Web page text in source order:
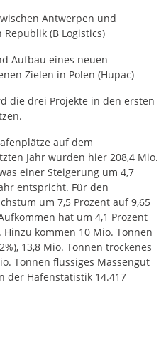
Antwerpen und
(B Logistics)
Aufbau eines neuen
Zielen in Polen (Hupac)
die drei Projekte in den ersten
auf dem
Jahr wurden hier 208,4 Mio.
einer Steigerung um 4,7
entspricht. Für den
um 7,5 Prozent auf 9,65
hat um 4,1 Prozent
kommen 10 Mio. Tonnen
13,8 Mio. Tonnen trockenes
Tonnen flüssiges Massengut
der Hafenstatistik 14.417